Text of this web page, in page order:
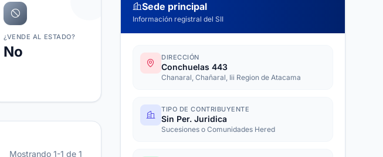
¿VENDE AL ESTADO?
No
Mostrando 1-1 de 1
Sede principal
Información registral del SII
DIRECCIÓN
Conchuelas 443
Chanaral, Chañaral, Iii Region de Atacama
TIPO DE CONTRIBUYENTE
Sin Per. Juridica
Sucesiones o Comunidades Hered